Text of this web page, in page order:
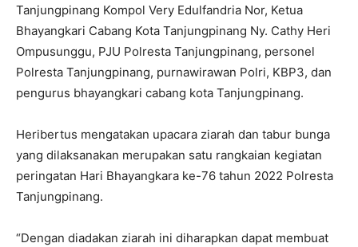
Tanjungpinang Kompol Very Edulfandria Nor, Ketua
Bhayangkari Cabang Kota Tanjungpinang Ny. Cathy Heri
Ompusunggu, PJU Polresta Tanjungpinang, personel
Polresta Tanjungpinang, purnawirawan Polri, KBP3, dan
pengurus bhayangkari cabang kota Tanjungpinang.
Heribertus mengatakan upacara ziarah dan tabur bunga
yang dilaksanakan merupakan satu rangkaian kegiatan
peringatan Hari Bhayangkara ke-76 tahun 2022 Polresta
Tanjungpinang.
“Dengan diadakan ziarah ini diharapkan dapat membuat